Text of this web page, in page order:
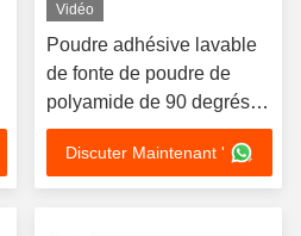
Vidéo
Poudre adhésive lavable
de fonte de poudre de
polyamide de 90 degrés
pour l'impression de
transfert de chaleur
Discuter Maintenant '